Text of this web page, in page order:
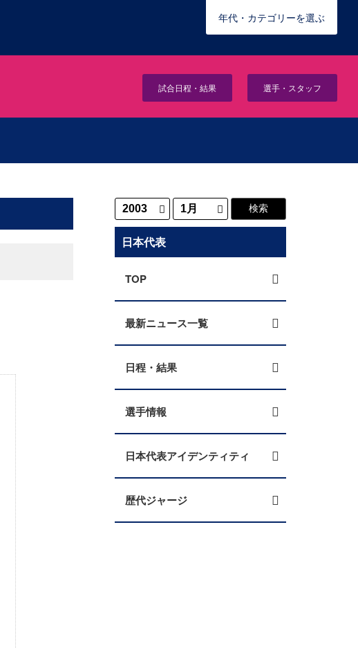
年代・カテゴリーを選ぶ
試合日程・結果 選手・スタッフ
日本代表
TOP
最新ニュース一覧
日程・結果
選手情報
日本代表アイデンティティ
歴代ジャージ